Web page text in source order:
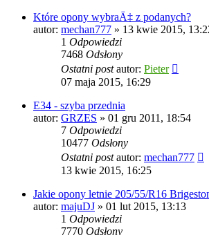
Które opony wybraÄ‡ z podanych?
autor: mechan777 » 13 kwie 2015,
1 Odpowiedzi
7468 Odsłony
Ostatni postautor: Pieter
07 maja 2015, 16:29
E34 - szyba przednia
autor: GRZES » 01 gru 2011, 18:54
7 Odpowiedzi
10477 Odsłony
Ostatni postautor: mechan777
13 kwie 2015, 16:25
Jakie opony letnie 205/55/R16
autor: majuDJ » 01 lut 2015, 13:13
1 Odpowiedzi
7770 Odsłony